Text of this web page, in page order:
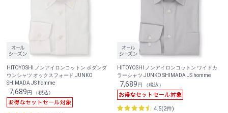
HITOYOSHI ノンアイロンコットン ボダンダ
ウンシャツ オックスフォード JUNKO
SHIMADA JS homme
7,689円 （税込）
HITOYOSHI ノンアイロンコットン ワイドカ
ラーシャツ JUNKO SHIMADA JS homme
7,689円 （税込）
4.5(2件)